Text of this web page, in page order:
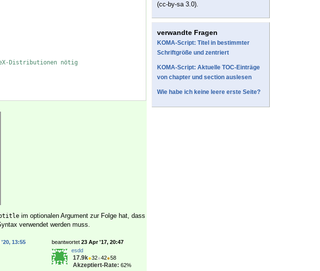
Distributionen nötig
im optionalen Argument zur Folge hat, dass
verwendet werden muss.
beantwortet 23 Apr '17, 20:47
esdd
17.9k●32●42●58
Akzeptiert-Rate: 62%
'20, 13:55
(cc-by-sa 3.0).
verwandte Fragen
KOMA-Script: Titel in bestimmter
Schriftgröße und zentriert
KOMA-Script: Aktuelle TOC-Einträge
von chapter und section auslesen
Wie habe ich keine leere erste Seite?